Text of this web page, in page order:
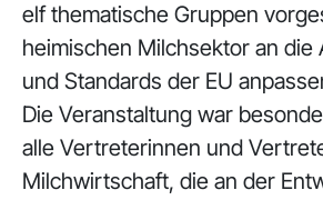
elf thematische Gruppen
heimischen Milchsektor an die
und Standards der EU
Die Veranstaltung war
alle Vertreterinnen und
Milchwirtschaft, die an der